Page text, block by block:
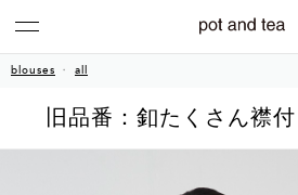
blouses all
旧品番：釦たくさん襟